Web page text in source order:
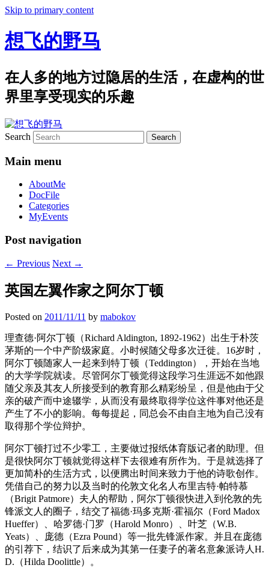
Skip to primary content
想飞的野马
在人多的地方过隐居的生活，在虚构的世
界里享受现实的乐趣
Search
Main menu
AboutMe
DocFile
Categories
MyEvents
Post navigation
← Previous Next →
英国左翼作家之阿尔丁顿
Posted on 2011/11/11 by mabokov
理查德·阿尔丁顿（Richard Aldington, 1892-1962）出生于朴茨
茅斯的一个中产阶级家庭。小时候随父母多次迁徙。16岁时，
阿尔丁顿随家人一起来到特丁顿（Teddington），开始在当地
的大学学院就读。尽管阿尔丁顿觉得这段学习生涯远不如他跟
随父亲及其友人所接受到的教育那么精彩纷呈，但是他由于父
亲的破产而中途辍学，从而没有最终取得学位这件事对他还是
产生了不小的影响。每每提起，同总会不由自主地为自己没有
取得那个学位辩护。
阿尔丁顿打过不少零工，主要做过报纸体育版记者的助理。但
是很快阿尔丁顿就觉得这样下去很难有所作为。于是就选择了
更加简朴的生活方式，以便腾出时间来致力于他的诗歌创作。
凭借自己的努力以及当时的伦敦文化名人布里吉特·帕特慕
（Brigit Patmore）夫人的帮助，阿尔丁顿很快进入到伦敦的先
锋派文人的圈子，结交了福德·玛多克斯·霍福尔（Ford Madox
Hueffer）、哈罗德·门罗（Harold Monro）、叶芝（W.B.
Yeats）、庞德（Ezra Pound）等一批先锋派作家。并且在庞德
的引荐下，结识了后来成为其第一任妻子的著名意象派诗人H.
D.（Hilda Doolittle）。